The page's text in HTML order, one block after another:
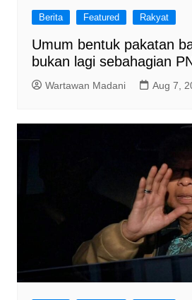
Berita Featured Rakyat
Umum bentuk pakatan
bukan lagi sebahagian
Wartawan Madani Aug 7,